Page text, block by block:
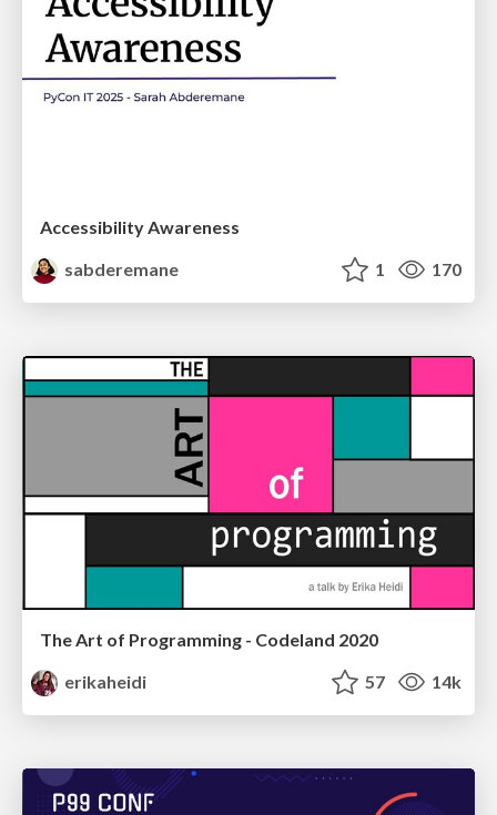
Accessibility Awareness
sabderemane
1 170
The Art of Programming - Codeland 2020
erikaheidi
57 14k